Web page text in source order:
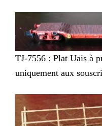
TJ-7556 : Plat Uais à
uniquement aux